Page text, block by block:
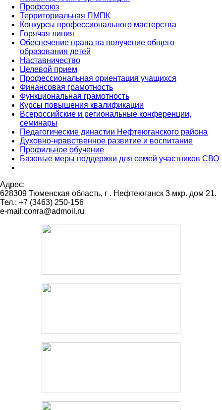
Профсоюз
Территориальная ПМПК
Конкурсы профессионального мастерства
Горячая линия
Обеспечение права на получение общего
образования детей
Наставничество
Целевой прием
Профессиональная ориентация учащихся
Финансовая грамотность
Функциональная грамотность
Курсы повышения квалификации
Всероссийские и региональные конференции,
семинары
Педагогические династии Нефтеюганского района
Духовно-нравственное развитие и воспитание
Профильное обучение
Базовые меры поддержки для семей участников СВО
Адрес:
628309 Тюменская область, г . Нефтеюганск 3 мкр. дом 21.
Тел.: +7 (3463) 250-156
e-mail:conra@admoil.ru